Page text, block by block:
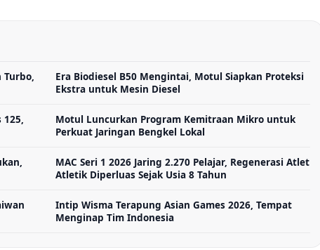
Turbo,
Era Biodiesel B50 Mengintai, Motul Siapkan Proteksi
Ekstra untuk Mesin Diesel
125,
Motul Luncurkan Program Kemitraan Mikro untuk
Perkuat Jaringan Bengkel Lokal
MAC Seri 1 2026 Jaring 2.270 Pelajar, Regenerasi Atlet
Atletik Diperluas Sejak Usia 8 Tahun
Intip Wisma Terapung Asian Games 2026, Tempat
Menginap Tim Indonesia